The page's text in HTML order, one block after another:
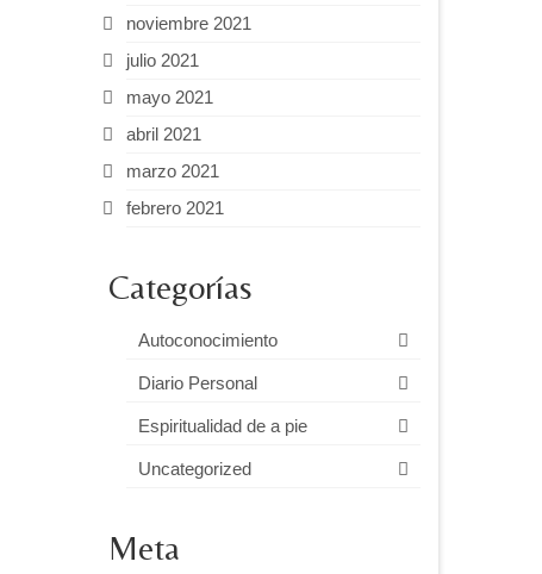
noviembre 2021
julio 2021
mayo 2021
abril 2021
marzo 2021
febrero 2021
Categorías
Autoconocimiento
Diario Personal
Espiritualidad de a pie
Uncategorized
Meta